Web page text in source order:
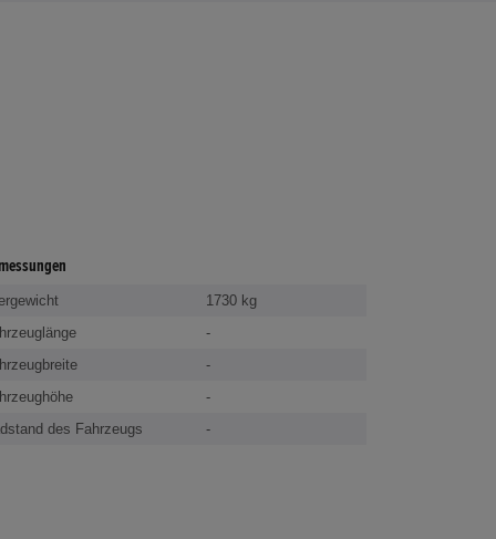
1730 kg
-
-
-
des Fahrzeugs
-